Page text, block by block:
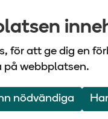
för att ge dig en
på webbplatsen.
nödvändiga